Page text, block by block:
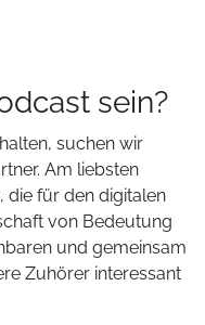
sein?
suchen wir
Am liebsten
die für den digitalen
von Bedeutung
und gemeinsam
Zuhörer interessant